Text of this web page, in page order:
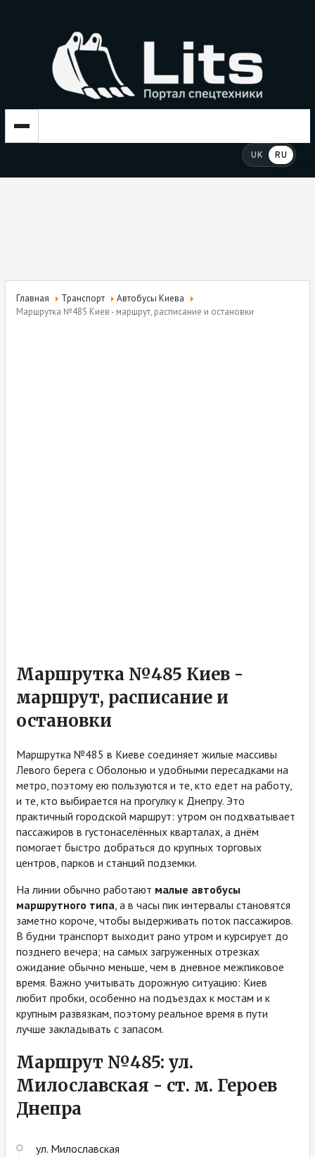
UK RU
Главная Транспорт
Автобусы Киева
Маршрутка №485 Киев - маршрут, расписание и остановки
Маршрутка №485 Киев -
маршрут, расписание и
остановки
Маршрутка №485 в Киеве соединяет жилые массивы
Левого берега с Оболонью и удобными пересадками на
метро, поэтому ею пользуются и те, кто едет на работу,
и те, кто выбирается на прогулку к Днепру. Это
практичный городской маршрут: утром он подхватывает
пассажиров в густонаселённых кварталах, а днём
помогает быстро добраться до крупных торговых
центров, парков и станций подземки.
На линии обычно работают малые автобусы
маршрутного типа, а в часы пик интервалы становятся
заметно короче, чтобы выдерживать поток пассажиров.
В будни транспорт выходит рано утром и курсирует до
позднего вечера; на самых загруженных отрезках
ожидание обычно меньше, чем в дневное межпиковое
время. Важно учитывать дорожную ситуацию: Киев
любит пробки, особенно на подъездах к мостам и к
крупным развязкам, поэтому реальное время в пути
лучше закладывать с запасом.
Маршрут №485: ул.
Милославская - ст. м. Героев
Днепра
ул. Милославская